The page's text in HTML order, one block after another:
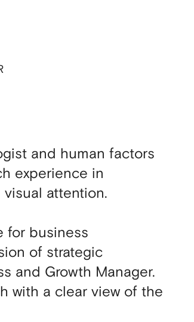
and human factors
experience in
attention.
for business
of strategic
and Growth Manager.
with a clear view of the